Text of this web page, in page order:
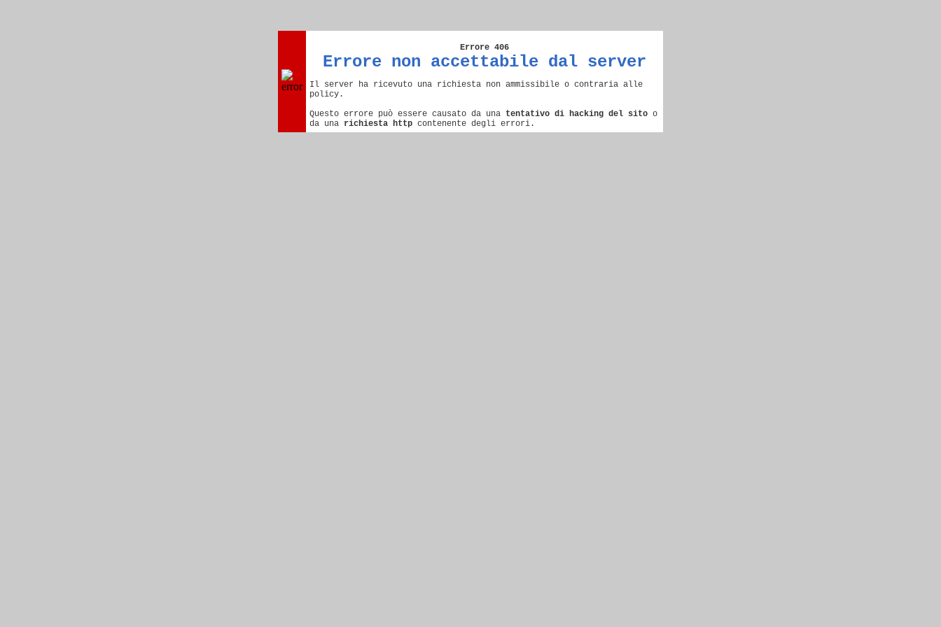
Errore 406
Errore non accettabile dal server
Il server ha ricevuto una richiesta non ammissibile o contraria alle
policy.
Questo errore può essere causato da una tentativo di hacking del sito o
da una richiesta http contenente degli errori.